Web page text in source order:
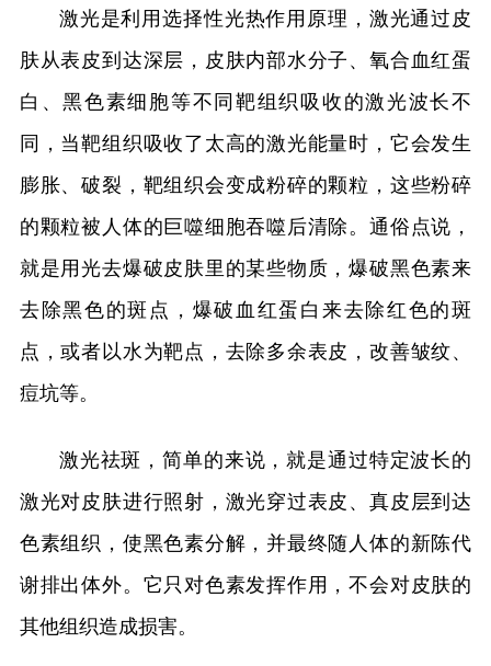
激光是利用选择性光热作用原理，激光通过皮
肤从表皮到达深层，皮肤内部水分子、氧合血红蛋
白、黑色素细胞等不同靶组织吸收的激光波长不
同，当靶组织吸收了太高的激光能量时，它会发生
膨胀、破裂，靶组织会变成粉碎的颗粒，这些粉碎
的颗粒被人体的巨噬细胞吞噬后清除。通俗点说，
就是用光去爆破皮肤里的某些物质，爆破黑色素来
去除黑色的斑点，爆破血红蛋白来去除红色的斑
点，或者以水为靶点，去除多余表皮，改善皱纹、
痘坑等。
激光祛斑，简单的来说，就是通过特定波长的
激光对皮肤进行照射，激光穿过表皮、真皮层到达
色素组织，使黑色素分解，并最终随人体的新陈代
谢排出体外。它只对色素发挥作用，不会对皮肤的
其他组织造成损害。